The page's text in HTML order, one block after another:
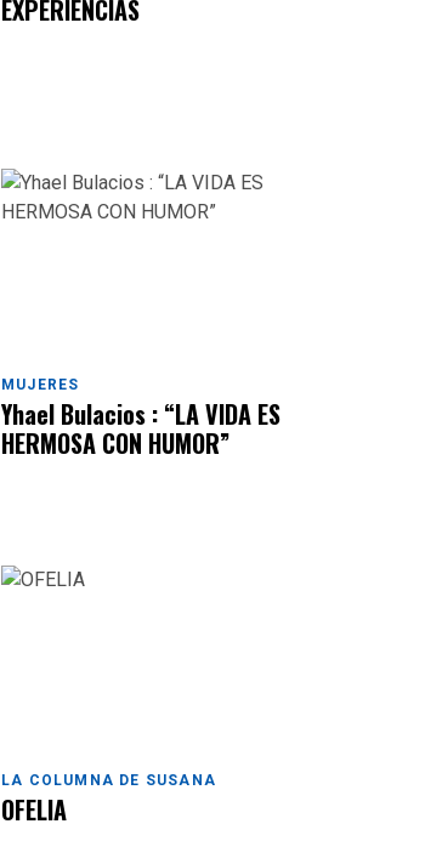
EXPERIENCIAS
MUJERES
Yhael Bulacios : “LA VIDA ES
HERMOSA CON HUMOR”
LA COLUMNA DE SUSANA
OFELIA